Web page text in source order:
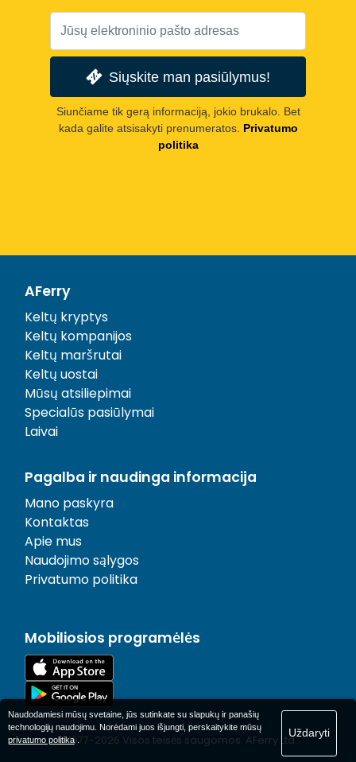
Siųskite man pasiūlymus!
Siunčiame tik gerą informaciją, jokio brukalo. Bet
kada galite atsisakyti prenumeratos. Privatumo
politika
AFerry
Keltų kryptys
Keltų kompanijos
Keltų maršrutai
Keltų uostai
Mūsų atsiliepimai
Specialūs pasiūlymai
Laivai
Pagalba ir naudinga informacija
Mano paskyra
Kontaktas
Apie mus
Naudojimo sąlygos
Privatumo politika
Mobiliosios programėlės
© 1977-2026 Visos teisės saugomos. AFerry Ltd..
Naudodamiesi mūsų svetaine, jūs sutinkate su slapukų ir panašių
technologijų naudojimu. Norėdami juos išjungti, perskaitykite mūsų
privatumo politika.
Uždaryti